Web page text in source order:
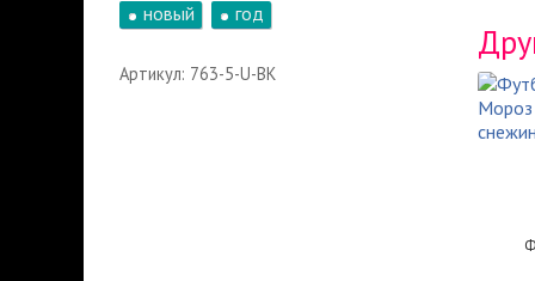
новый
год
Артикул: 763-5-U-BK